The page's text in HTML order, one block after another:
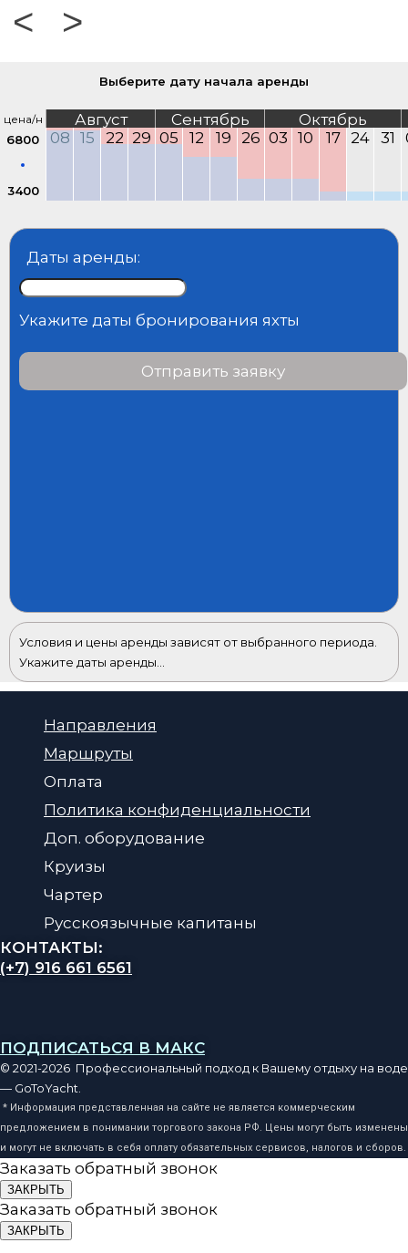
< >
Выберите дату начала аренды
цена/н
6800
3400
Август Сентябрь
Октябрь
08 15 22 29 05 12 19 26 03 10 17 24 31
Даты аренды:
Укажите даты бронирования яхты
Отправить заявку
Условия и цены аренды зависят от выбранного периода.
Укажите даты аренды...
Направления
Маршруты
Оплата
Политика конфиденциальности
Доп. оборудование
Круизы
Чартер
Русскоязычные капитаны
КОНТАКТЫ:
(+7) 916 661 6561
ПОДПИСАТЬСЯ В МАКС
© 2021-2026 Профессиональный подход к Вашему отдыху на воде
— GoToYacht.
* Информация представленная на сайте не является коммерческим
предложением в понимании торгового закона РФ. Цены могут быть изменены
и могут не включать в себя оплату обязательных сервисов, налогов и сборов.
Заказать обратный звонок
ЗАКРЫТЬ
Заказать обратный звонок
ЗАКРЫТЬ